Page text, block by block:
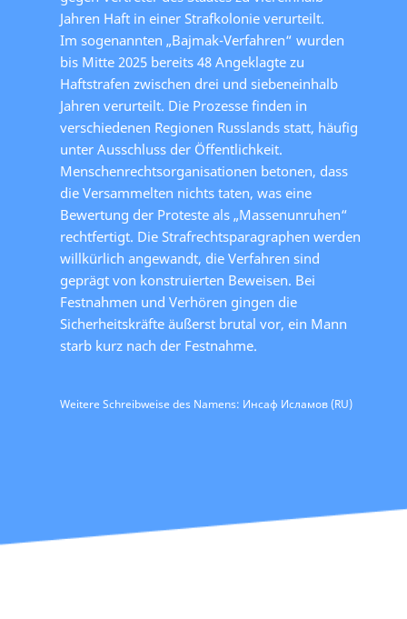
Jahren Haft in einer Strafkolonie verurteilt.
Im sogenannten „Bajmak-Verfahren“ wurden
bis Mitte 2025 bereits 48 Angeklagte zu
Haftstrafen zwischen drei und siebeneinhalb
Jahren verurteilt. Die Prozesse finden in
verschiedenen Regionen Russlands statt, häufig
unter Ausschluss der Öffentlichkeit.
Menschenrechtsorganisationen betonen, dass
die Versammelten nichts taten, was eine
Bewertung der Proteste als „Massenunruhen“
rechtfertigt. Die Strafrechtsparagraphen werden
willkürlich angewandt, die Verfahren sind
geprägt von konstruierten Beweisen. Bei
Festnahmen und Verhören gingen die
Sicherheitskräfte äußerst brutal vor, ein Mann
starb kurz nach der Festnahme.
Weitere Schreibweise des Namens: Инсаф Исламов (RU)